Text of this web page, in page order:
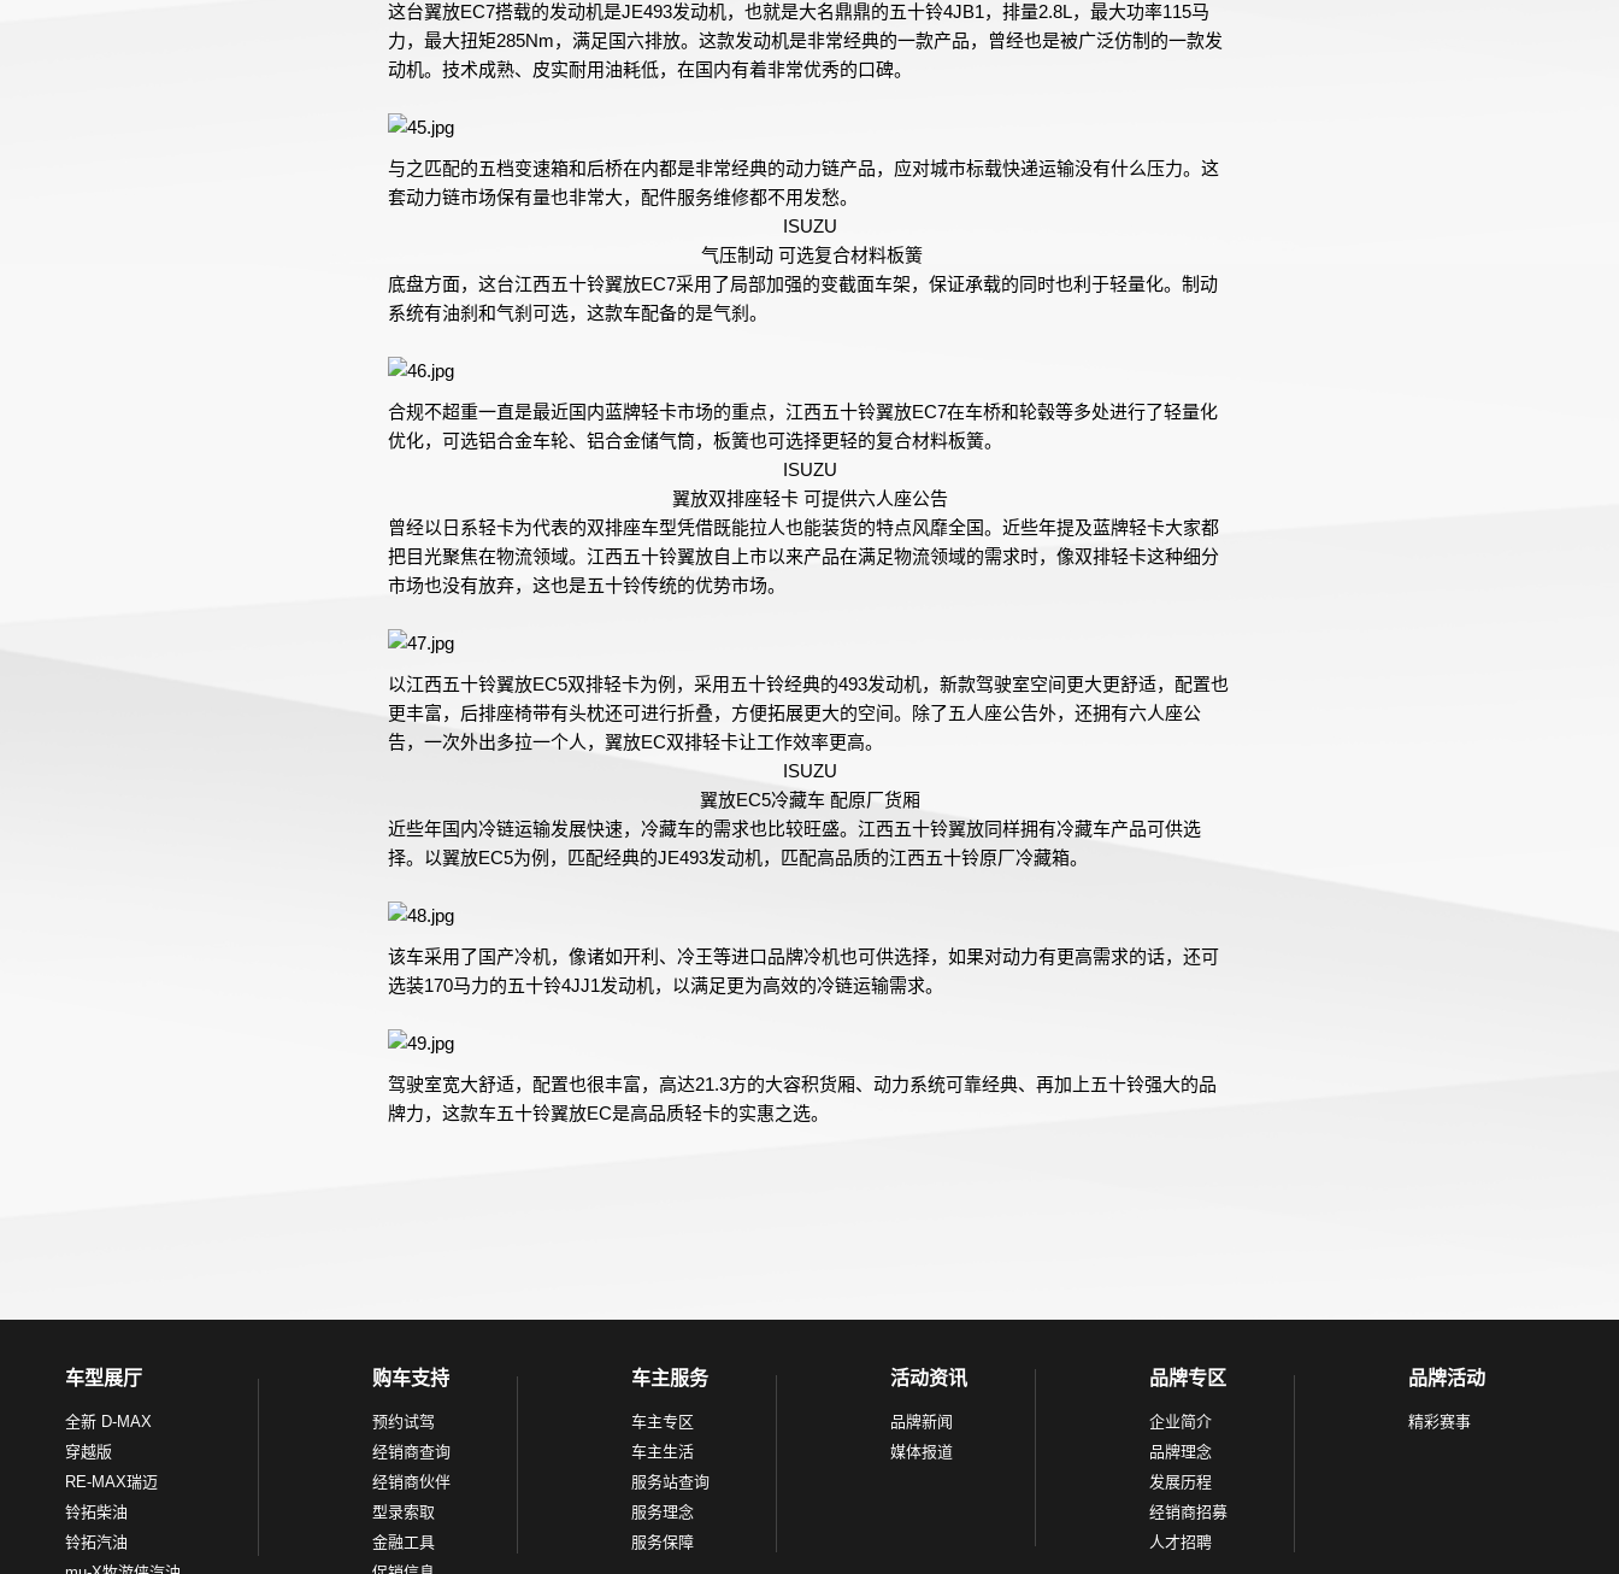
这台翼放EC7搭载的发动机是JE493发动机，也就是大名鼎鼎的五十铃4JB1，排量2.8L，最大功率115马
力，最大扭矩285Nm，满足国六排放。这款发动机是非常经典的一款产品，曾经也是被广泛仿制的一款发
动机。技术成熟、皮实耐用油耗低，在国内有着非常优秀的口碑。
与之匹配的五档变速箱和后桥在内都是非常经典的动力链产品，应对城市标载快递运输没有什么压力。这
套动力链市场保有量也非常大，配件服务维修都不用发愁。
ISUZU
气压制动 可选复合材料板簧
底盘方面，这台江西五十铃翼放EC7采用了局部加强的变截面车架，保证承载的同时也利于轻量化。制动
系统有油刹和气刹可选，这款车配备的是气刹。
合规不超重一直是最近国内蓝牌轻卡市场的重点，江西五十铃翼放EC7在车桥和轮毂等多处进行了轻量化
优化，可选铝合金车轮、铝合金储气筒，板簧也可选择更轻的复合材料板簧。
ISUZU
翼放双排座轻卡 可提供六人座公告
曾经以日系轻卡为代表的双排座车型凭借既能拉人也能装货的特点风靡全国。近些年提及蓝牌轻卡大家都
把目光聚焦在物流领域。江西五十铃翼放自上市以来产品在满足物流领域的需求时，像双排轻卡这种细分
市场也没有放弃，这也是五十铃传统的优势市场。
以江西五十铃翼放EC5双排轻卡为例，采用五十铃经典的493发动机，新款驾驶室空间更大更舒适，配置也
更丰富，后排座椅带有头枕还可进行折叠，方便拓展更大的空间。除了五人座公告外，还拥有六人座公
告，一次外出多拉一个人，翼放EC双排轻卡让工作效率更高。
ISUZU
翼放EC5冷藏车 配原厂货厢
近些年国内冷链运输发展快速，冷藏车的需求也比较旺盛。江西五十铃翼放同样拥有冷藏车产品可供选
择。以翼放EC5为例，匹配经典的JE493发动机，匹配高品质的江西五十铃原厂冷藏箱。
该车采用了国产冷机，像诸如开利、冷王等进口品牌冷机也可供选择，如果对动力有更高需求的话，还可
选装170马力的五十铃4JJ1发动机，以满足更为高效的冷链运输需求。
驾驶室宽大舒适，配置也很丰富，高达21.3方的大容积货厢、动力系统可靠经典、再加上五十铃强大的品
牌力，这款车五十铃翼放EC是高品质轻卡的实惠之选。
车型展厅
全新 D-MAX
穿越版
RE-MAX瑞迈
铃拓柴油
铃拓汽油
购车支持
预约试驾
经销商查询
经销商伙伴
型录索取
金融工具
车主服务
车主专区
车主生活
服务站查询
服务理念
服务保障
活动资讯
品牌新闻
媒体报道
品牌专区
企业简介
品牌理念
发展历程
经销商招募
人才招聘
品牌活动
精彩赛事